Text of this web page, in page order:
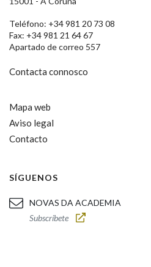
Teléfono: +34 981 20 73 08
Fax: +34 981 21 64 67
Apartado de correo 557
Contacta connosco
Mapa web
Aviso legal
Contacto
SÍGUENOS
NOVAS DA ACADEMIA
Subscríbete